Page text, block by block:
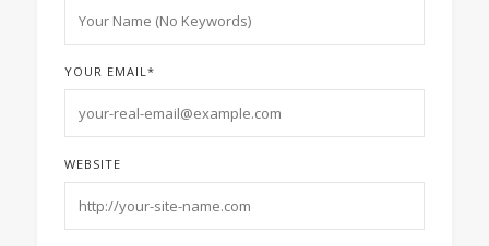
YOUR EMAIL*
WEBSITE